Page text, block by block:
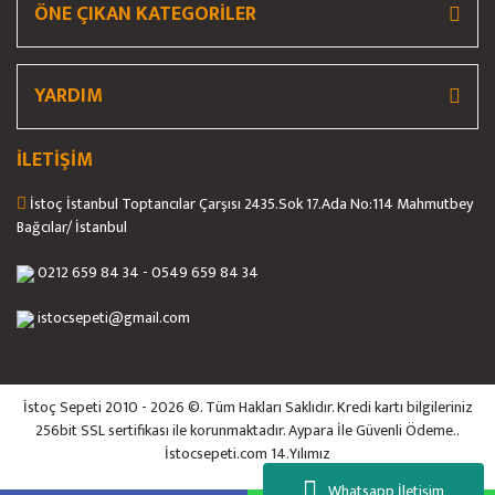
ÖNE ÇIKAN KATEGORİLER
YARDIM
İLETİŞİM
İstoç İstanbul Toptancılar Çarşısı 2435.Sok 17.Ada No:114 Mahmutbey
Bağcılar/ İstanbul
0212 659 84 34 - 0549 659 84 34
istocsepeti@gmail.com
İstoç Sepeti 2010 - 2026 ©. Tüm Hakları Saklıdır. Kredi kartı bilgileriniz
256bit SSL sertifikası ile korunmaktadır. Aypara İle Güvenli Ödeme..
İstocsepeti.com 14.Yılımız